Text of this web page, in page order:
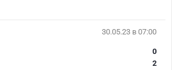
30.05.23 в 07:00
0
2